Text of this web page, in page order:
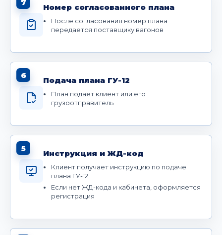
7
Номер согласованного плана
После согласования номер плана
передается поставщику вагонов
6
Подача плана ГУ-12
План подает клиент или его
грузоотправитель
5
Инструкция и ЖД-код
Клиент получает инструкцию по подаче
плана ГУ-12
Если нет ЖД-кода и кабинета, оформляется
регистрация